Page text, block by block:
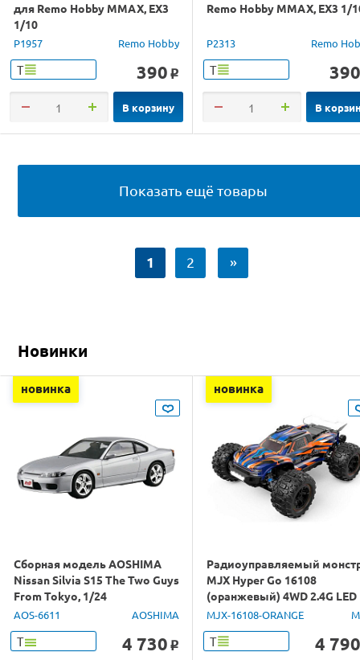
для Remo Hobby MMAX, EX3
1/10
P1957 Remo Hobby
Т 390 o
В корзину
Remo Hobby MMAX, EX3 1/
P2313 Remo
Т 390
В
Показать ещё товары
1 2 »
Новинки
новинка
Сборная модель AOSHIMA
Nissan Silvia S15 The Two Guys
From Tokyo, 1/24
AOS-6611 AOSHIMA
Т 4 730 o
новинка
Радиоуправляемый
MJX Hyper Go 16108
(оранжевый) 4WD 2.4G LED
1/16 RTR
MJX-16108-ORANGE
Т 4 790